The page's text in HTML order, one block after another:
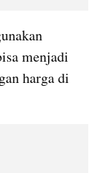
menjadi
harga di